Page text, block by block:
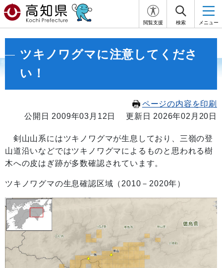
閲覧支援 検索 メニュー
ツキノワグマに注意してくださ
い！
ページの内容を印刷
公開日 2009年03月12日
更新日 2026年02月20日
剣山山系にはツキノワグマが生息しており、三嶺の登
山道沿いなどではツキノワグマによるものと思われる樹
木への皮はぎ跡が多数確認されています。
ツキノワグマの生息確認区域（2010－2020年）